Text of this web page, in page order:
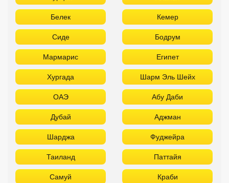
Белек Кемер
Сиде Бодрум
Мармарис Египет
Хургада Шарм Эль Шейх
ОАЭ Абу Даби
Дубай Аджман
Шарджа Фуджейра
Таиланд Паттайя
Самуй Краби